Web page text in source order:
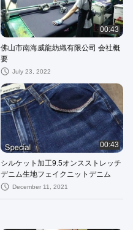
00:43
佛山市南海威龍紡織有限公司 会社概
要
July 23, 2022
00:43
シルケット加工9.5オンスストレッチ
デニム生地フェイクニットデニム
December 11, 2021